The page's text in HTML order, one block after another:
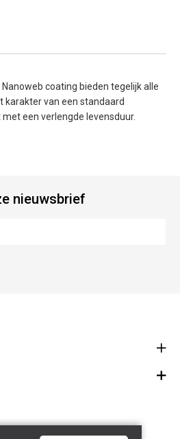
coating bieden tegelijk alle
karakter van een standaard
een verlengde levensduur.
nieuwsbrief